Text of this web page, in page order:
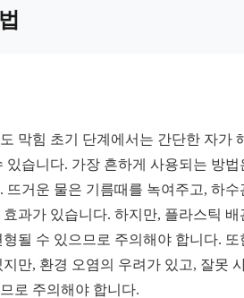
막힘 초기 단계에서는 간단한 자가
있습니다. 가장 흔하게 사용되는 방
뜨거운 물은 기름때를 녹여주고, 하
효과가 있습니다. 하지만, 플라스틱
형될 수 있으므로 주의해야 합니다.
지만, 환경 오염의 우려가 있고, 잘못
로 주의해야 합니다.